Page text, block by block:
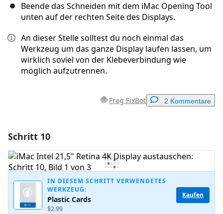
Beende das Schneiden mit dem iMac Opening Tool
unten auf der rechten Seite des Displays.
An dieser Stelle solltest du noch einmal das
Werkzeug um das ganze Display laufen lassen, um
wirklich soviel von der Klebeverbindung wie
möglich aufzutrennen.
Frag FixBot 2 Kommentare
Kommentar hinzufügen
Kommentieren
Schritt 10
IN DIESEM SCHRITT VERWENDETES
WERKZEUG:
Plastic Cards
$2.99
Kaufen